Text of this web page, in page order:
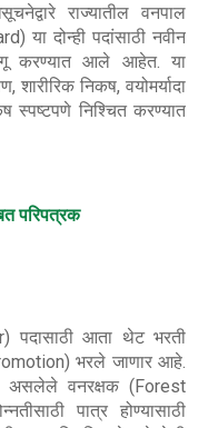
राज्यातील वनपाल
या दोन्ही पदांसाठी नवीन
करण्यात आले आहेत. या
शारीरिक निकष, वयोमर्यादा
स्पष्टपणे निश्चित करण्यात
परिपत्रक
पदासाठी आता थेट भरती
भरले जाणार आहे.
असलेले वनरक्षक (Forest
पात्र होण्यासाठी